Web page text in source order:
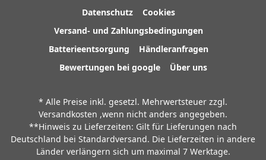
Datenschutz
Cookies
Versand- und Zahlungsbedingungen
Batterieentsorgung
Händleranfragen
Bewertungen bei google
Über uns
* Alle Preise inkl. gesetzl. Mehrwertsteuer zzgl.
Versandkosten ,wenn nicht anders angegeben.
**Hinweis zu Lieferzeiten: Gilt für Lieferungen nach
Deutschland bei Standardversand. Die Lieferzeiten in andere
Länder verlängern sich um maximal 7 Werktage.